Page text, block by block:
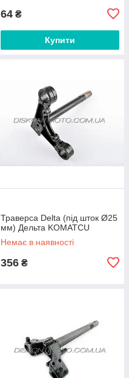
64 ₴
Купити
Траверса Delta (під шток Ø25
мм) Дельта KOMATCU
Немає в наявності
356 ₴